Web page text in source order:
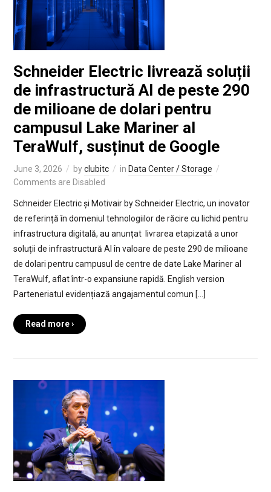
Schneider Electric livrează soluții
de infrastructură AI de peste 290
de milioane de dolari pentru
campusul Lake Mariner al
TeraWulf, susținut de Google
June 3, 2026 byclubitc in Data Center / Storage
Comments are Disabled
Schneider Electric și Motivair by Schneider Electric, un inovator
de referință în domeniul tehnologiilor de răcire cu lichid pentru
infrastructura digitală, au anunțat livrarea etapizată a unor
soluții de infrastructură AI în valoare de peste 290 de milioane
de dolari pentru campusul de centre de date Lake Mariner al
TeraWulf, aflat într-o expansiune rapidă. English version
Parteneriatul evidențiază angajamentul comun […]
Read more ›